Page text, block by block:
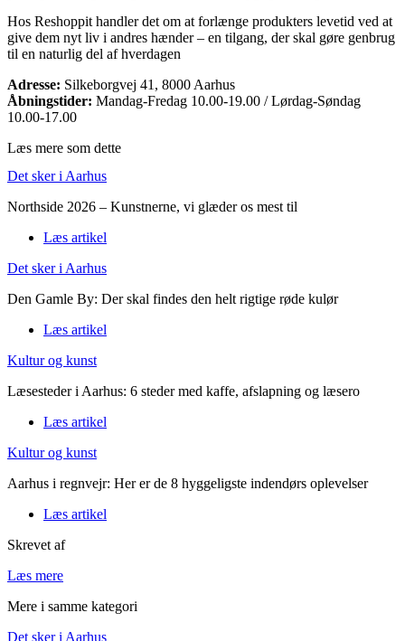
Hos Reshoppit handler det om at forlænge produkters levetid ved at
give dem nyt liv i andres hænder – en tilgang, der skal gøre genbrug
til en naturlig del af hverdagen
Adresse: Silkeborgvej 41, 8000 Aarhus
Åbningstider: Mandag-Fredag 10.00-19.00 / Lørdag-Søndag
10.00-17.00
Læs mere som dette
Det sker i Aarhus
Northside 2026 – Kunstnerne, vi glæder os mest til
Læs artikel
Det sker i Aarhus
Den Gamle By: Der skal findes den helt rigtige røde kulør
Læs artikel
Kultur og kunst
Læsesteder i Aarhus: 6 steder med kaffe, afslapning og læsero
Læs artikel
Kultur og kunst
Aarhus i regnvejr: Her er de 8 hyggeligste indendørs oplevelser
Læs artikel
Skrevet af
Læs mere
Mere i samme kategori
Det sker i Aarhus